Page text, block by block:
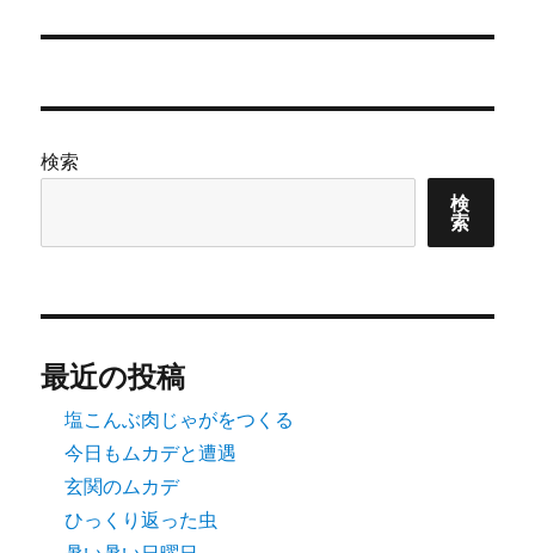
ー
ン
投
検索
検
索
最近の投稿
塩こんぶ肉じゃがをつくる
今日もムカデと遭遇
玄関のムカデ
ひっくり返った虫